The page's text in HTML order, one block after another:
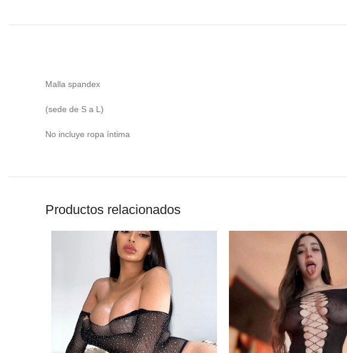
Malla spandex
(sede de S a L)
No incluye ropa íntima
Productos relacionados